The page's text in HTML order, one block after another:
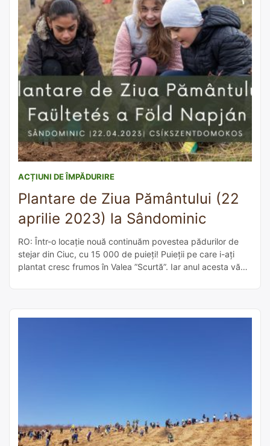
ACȚIUNI DE ÎMPĂDURIRE
Plantare de Ziua Pământului (22
aprilie 2023) la Sândominic
RO: Într-o locație nouă continuăm povestea pădurilor de
stejar din Ciuc, cu 15 000 de puieți! Puieții pe care i-ați
plantat cresc frumos în Valea ”Scurtă”. Iar anul acesta vă
Sândominic […]